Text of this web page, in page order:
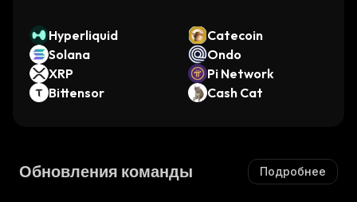
Hyperliquid
Catecoin
Solana
Ondo
XRP
Pi Network
Bittensor
Cash Cat
Обновления команды Подробнее